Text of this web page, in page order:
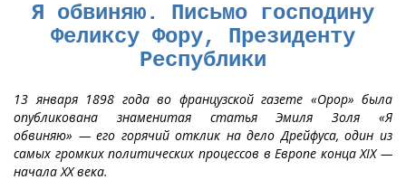
Я обвиняю. Письмо господину
Феликсу Фору, Президенту
Республики
13 января 1898 года во французской газете «Орор» была
опубликована знаменитая статья Эмиля Золя «Я
обвиняю» — его горячий отклик надело Дрейфуса, один из
самых громких политических процессов в Европе конца XIX —
начала XX века.